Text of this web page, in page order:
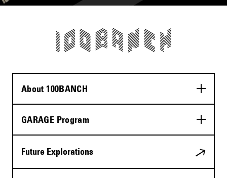
About 100BANCH
GARAGE Program
Future Explorations